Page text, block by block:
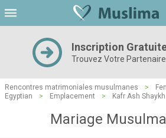
Inscription
Trouvez Votre
Rencontres matrimoniales musulmanes >
Egyptian
> Emplacement > Kafr Ash Shaykh
Mariage